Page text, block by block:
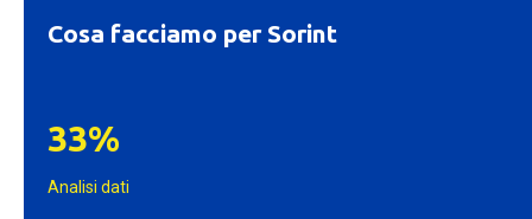
Cosa facciamo per Sorint
33%
Analisi dati